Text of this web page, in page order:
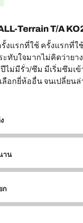
Terrain T/A
งแรกที่ใช้ ครั้งแรกที่ใ
ะทับใจมากไม่คิดว่ายา
ไม่มีรั่ว/ซึม มีเริ่มซึมเ
อกยี่ห้ออื่น จนเปลี่ยนล่
าน
ก